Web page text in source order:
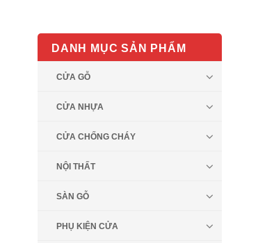
DANH MỤC SẢN PHẨM
CỬA GỖ
CỬA NHỰA
CỬA CHỐNG CHÁY
NỘI THẤT
SÀN GỖ
PHỤ KIỆN CỬA